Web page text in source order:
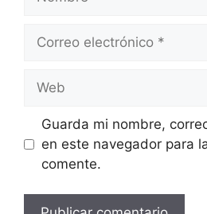
electrónico
Guarda mi nombre,
en este navegador para
comente.